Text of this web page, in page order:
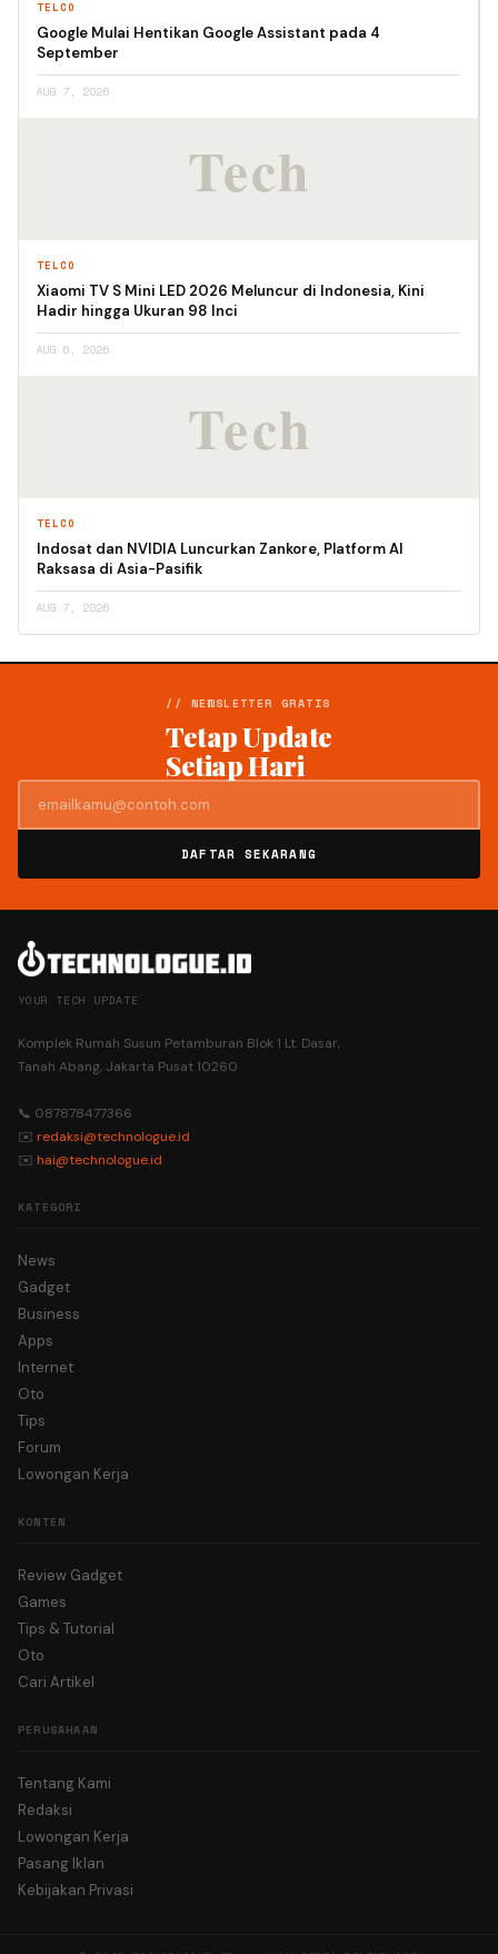
TELCO
Google Mulai Hentikan Google Assistant pada 4
September
AUG 7, 2026
TELCO
Xiaomi TV S Mini LED 2026 Meluncur di Indonesia, Kini
Hadir hingga Ukuran 98 Inci
AUG 6, 2026
TELCO
Indosat dan NVIDIA Luncurkan Zankore, Platform AI
Raksasa di Asia-Pasifik
AUG 7, 2026
// NEWSLETTER GRATIS
Tetap Update
Setiap Hari
DAFTAR SEKARANG
YOUR TECH UPDATE
Komplek Rumah Susun Petamburan Blok 1 Lt. Dasar,
Tanah Abang, Jakarta Pusat 10260
📞 087878477366
✉️ redaksi@technologue.id
✉️ hai@technologue.id
KATEGORI
News
Gadget
Business
Apps
Internet
Oto
Tips
Forum
Lowongan Kerja
KONTEN
Review Gadget
Games
Tips & Tutorial
Oto
Cari Artikel
PERUSAHAAN
Tentang Kami
Redaksi
Lowongan Kerja
Pasang Iklan
Kebijakan Privasi